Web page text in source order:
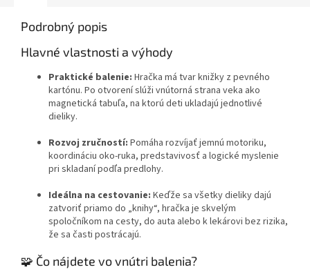
Podrobný popis
Hlavné vlastnosti a výhody
Praktické balenie: Hračka má tvar knižky z pevného
kartónu. Po otvorení slúži vnútorná strana veka ako
magnetická tabuľa, na ktorú deti ukladajú jednotlivé
dieliky.
Rozvoj zručností: Pomáha rozvíjať jemnú motoriku,
koordináciu oko-ruka, predstavivosť a logické myslenie
pri skladaní podľa predlohy.
Ideálna na cestovanie: Keďže sa všetky dieliky dajú
zatvoriť priamo do „knihy“, hračka je skvelým
spoločníkom na cesty, do auta alebo k lekárovi bez rizika,
že sa časti postrácajú.
🧩 Čo nájdete vo vnútri balenia?